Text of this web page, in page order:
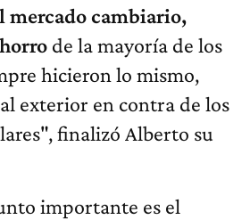
mercado cambiario,
de la mayoría de los
hicieron lo mismo,
exterior en contra de los
finalizó Alberto su
importante es el